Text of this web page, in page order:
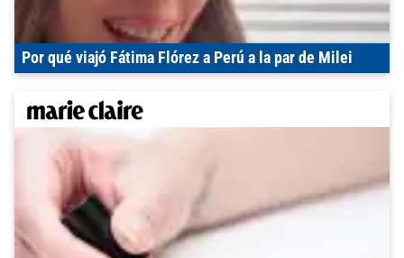
Por qué viajó Fátima Flórez a Perú a la par de Milei